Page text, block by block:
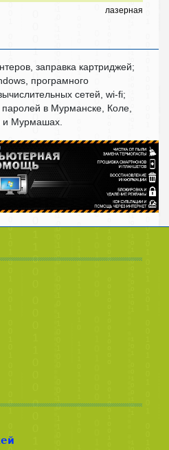
лазерная
заправка картриджей;
програмного
сетей, wi-fi;
в Мурманске, Коле,
и Мурмашах.